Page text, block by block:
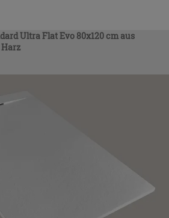
Ultra Flat Evo 80x120 cm aus